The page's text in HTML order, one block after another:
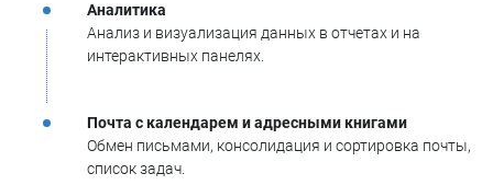
Аналитика
Анализ и визуализация данных в отчетах и на
интерактивных панелях.
Почта с календарем и адресными книгами
Обмен письмами, консолидация и сортировка почты,
список задач.